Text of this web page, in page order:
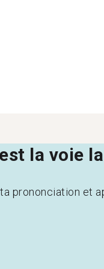
la voie
prononciation et